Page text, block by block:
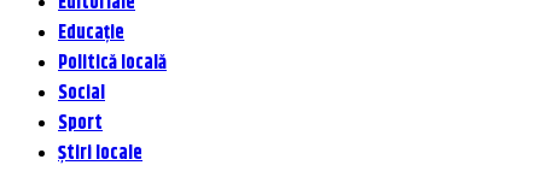
Educație
Politică locală
Social
Sport
Știri locale